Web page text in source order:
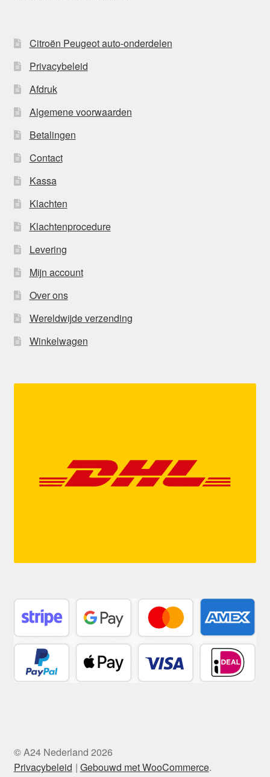
Citroën Peugeot auto-onderdelen
Privacybeleid
Afdruk
Algemene voorwaarden
Betalingen
Contact
Kassa
Klachten
Klachtenprocedure
Levering
Mijn account
Over ons
Wereldwijde verzending
Winkelwagen
© A24 Nederland 2026
Privacybeleid
Gebouwd met WooCommerce.